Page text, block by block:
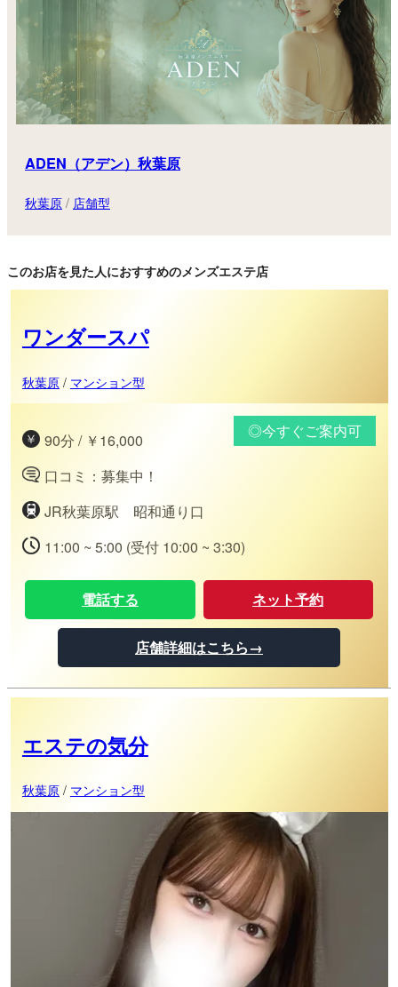
ADEN（アデン）秋葉原
秋葉原 / 店舗型
このお店を見た人におすすめのメンズエステ店
ワンダースパ
秋葉原/ マンション型
90分 / ￥16,000
口コミ：募集中！
JR秋葉原駅 昭和通り口
11:00 ~ 5:00 (受付 10:00 ~ 3:30)
◎今すぐご案内可
電話する ネット予約
店舗詳細はこちら→
エステの気分
秋葉原/ マンション型